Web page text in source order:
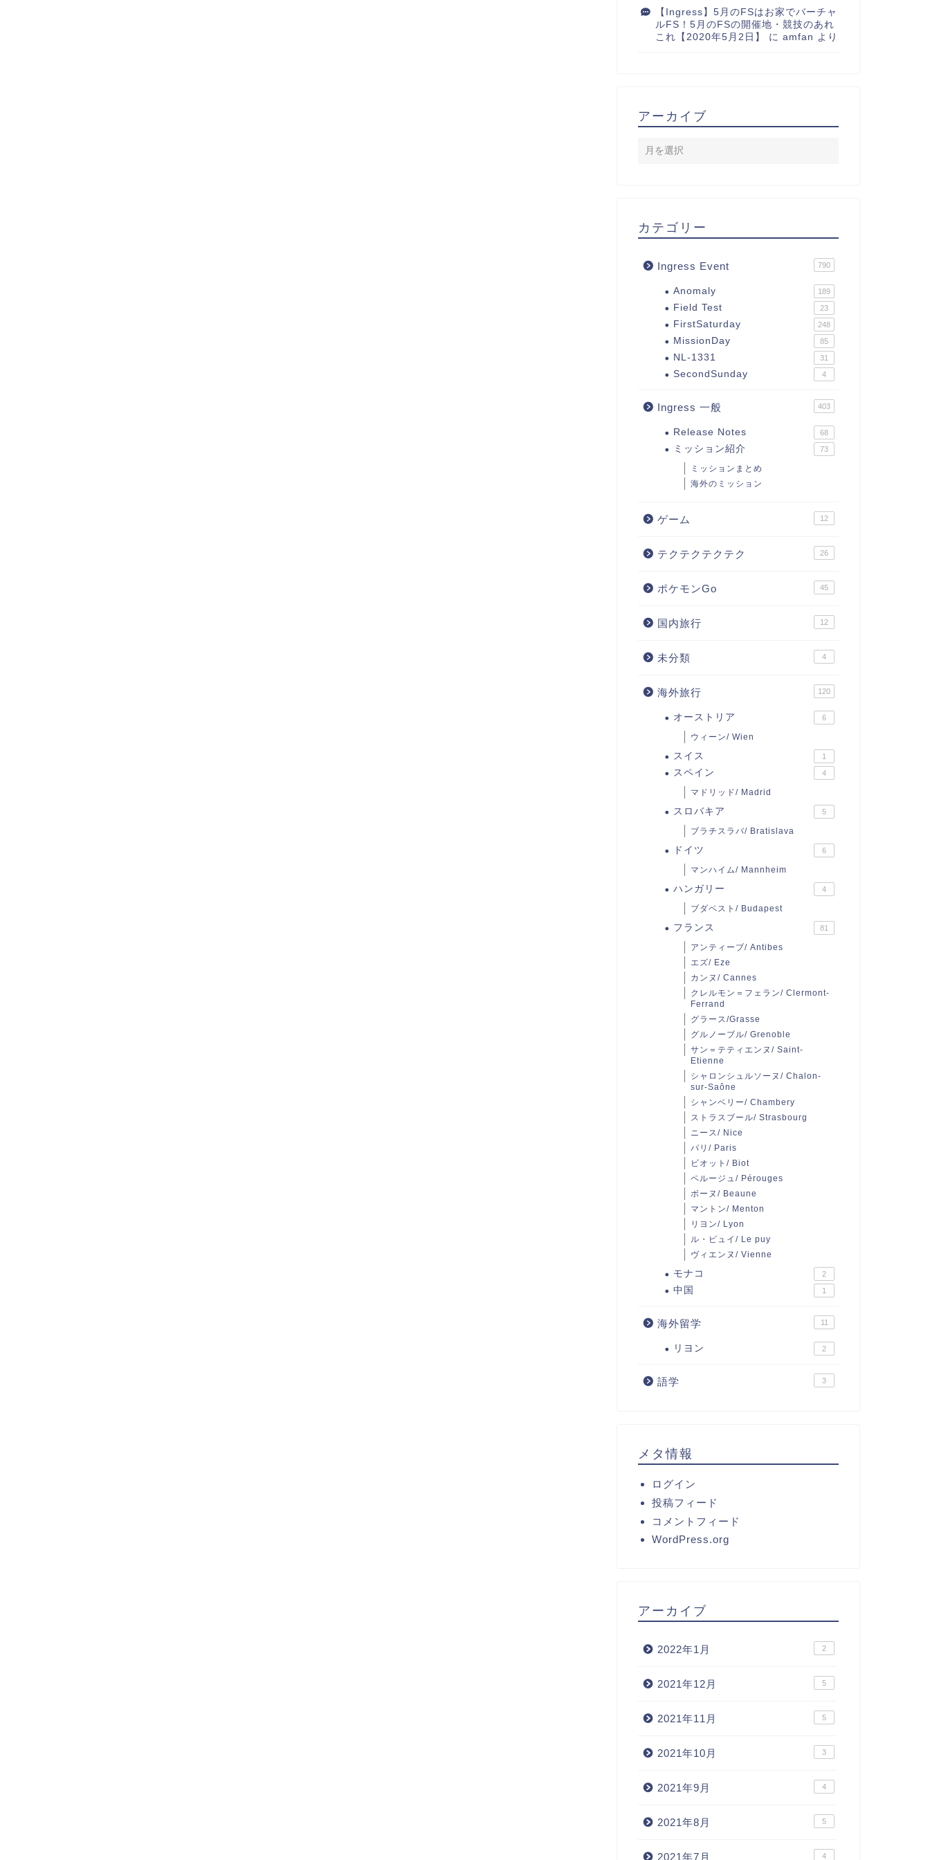
【Ingress】5月のFSはお家でバーチャ
ルFS！5月のFSの開催地・競技のあれ
これ【2020年5月2日】
に amfan より
アーカイブ
カテゴリー
Ingress Event 790
Anomaly 189
Field Test 23
FirstSaturday 248
MissionDay 85
NL-1331 31
SecondSunday 4
Ingress 一般 403
Release Notes 68
ミッション紹介 73
ミッションまとめ
海外のミッション
ゲーム 12
テクテクテクテク 26
ポケモンGo 45
国内旅行 12
未分類 4
海外旅行 120
オーストリア 6
ウィーン/ Wien
スイス 1
スペイン 4
マドリッド/ Madrid
スロバキア 5
ブラチスラバ/ Bratislava
ドイツ 6
マンハイム/ Mannheim
ハンガリー 4
ブダペスト/ Budapest
フランス 81
アンティーブ/ Antibes
エズ/ Eze
カンヌ/ Cannes
クレルモン＝フェラン/ Clermont-
Ferrand
グラース/Grasse
グルノーブル/ Grenoble
サン＝テティエンヌ/ Saint-
Etienne
シャロンシュルソーヌ/ Chalon-
sur-Saône
シャンベリー/ Chambery
ストラスブール/ Strasbourg
ニース/ Nice
パリ/ Paris
ビオット/ Biot
ペルージュ/ Pérouges
ボーヌ/ Beaune
マントン/ Menton
リヨン/ Lyon
ル・ピュイ/ Le puy
ヴィエンヌ/ Vienne
モナコ 2
中国 1
海外留学 11
リヨン 2
語学 3
メタ情報
ログイン
投稿フィード
コメントフィード
WordPress.org
アーカイブ
2022年1月 2
2021年12月 5
2021年11月 5
2021年10月 3
2021年9月 4
2021年8月 5
2021年7月 4